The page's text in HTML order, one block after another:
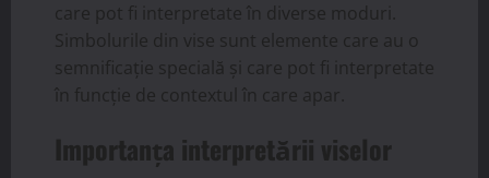
care pot fi interpretate în diverse moduri.
Simbolurile din vise sunt elemente care au o
semnificație specială și care pot fi interpretate
în funcție de contextul în care apar.
Importanța interpretării viselor